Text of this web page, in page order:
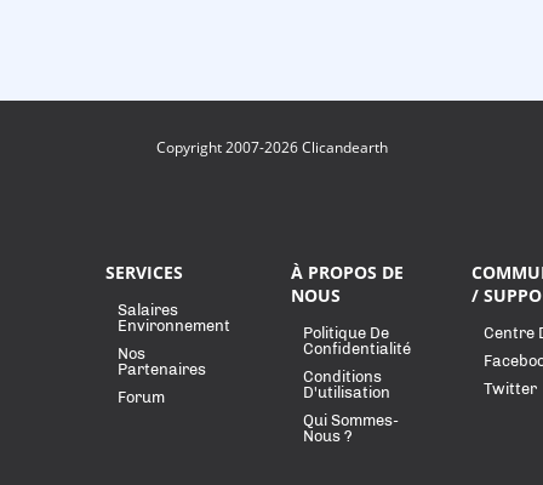
Copyright 2007-2026 Clicandearth
SERVICES
Salaires
Environnement
Nos
Partenaires
Forum
À PROPOS DE
NOUS
Politique De
Confidentialité
Conditions
D'utilisation
Qui Sommes-
Nous ?
/
Centre
Twitter